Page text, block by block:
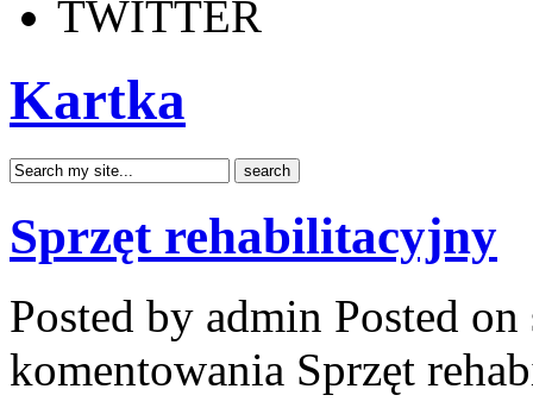
TWITTER
Kartka
Sprzęt rehabilitacyjny
Posted by admin Posted
komentowania Sprzęt